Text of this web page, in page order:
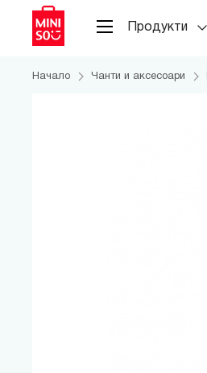
Продукти
Начало Чанти и аксесоари